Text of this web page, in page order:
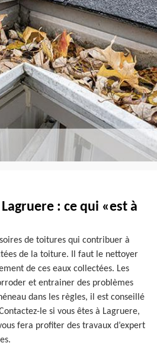
: ce qui «est à
de toitures qui contribuer à
de la toiture. Il faut le nettoyer
de ces eaux collectées. Les
et entrainer des problèmes
dans les règles, il est conseillé
le si vous êtes à Lagruere,
fera profiter des travaux d’expert